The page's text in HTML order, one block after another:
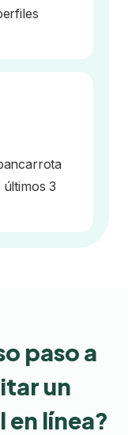
3
paso a
un
línea?